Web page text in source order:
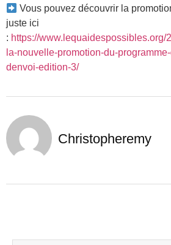
Vous pouvez découvrir la
juste ici
: https://www.lequaidespossibles.org/
la-nouvelle-promotion-du-
denvoi-edition-3/
Christopheremy